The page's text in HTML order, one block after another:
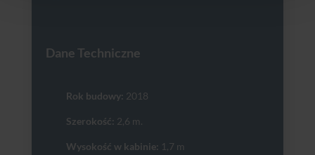
Dane Techniczne
Rok budowy: 2018
Szerokość: 2,6 m.
Wysokość w kabinie: 1,7 m